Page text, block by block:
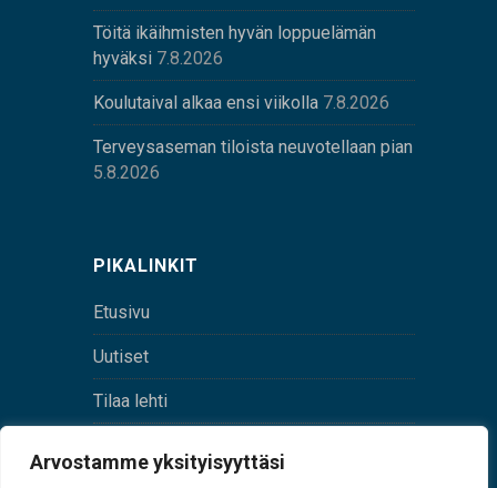
Arvostamme yksityisyyttäsi
Töitä ikäihmisten hyvän loppuelämän
hyväksi 7.8.2026
Koulutaival alkaa ensi viikolla 7.8.2026
Terveysaseman tiloista neuvotellaan pian
5.8.2026
PIKALINKIT
Etusivu
Uutiset
Tilaa lehti